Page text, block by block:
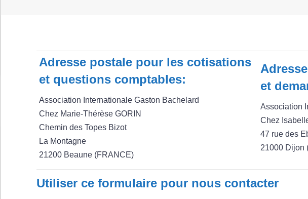
Adresse postale pour les cotisations
et questions comptables:
Association Internationale Gaston Bachelard
Chez Marie-Thérèse GORIN
Chemin des Topes Bizot
La Montagne
21200 Beaune (FRANCE)
et
Association
Chez
47 rue des
21000 Dijon
Utiliser ce formulaire pour nous contacter